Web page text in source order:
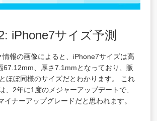
iPhone7サイズ予測
情報の画像によると、iPhone7サイズは高
67.12mm、厚さ7.1mmとなっており、販
ほぼ同様のサイズだとわかります。 これ
、2年に1度のメジャーアップデートで、
イナーアップグレードだと思われます。